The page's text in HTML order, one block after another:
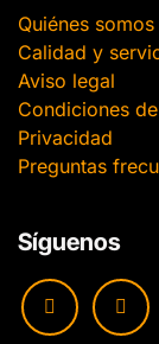
Quiénes somos
Calidad y
Aviso legal
Condiciones
Privacidad
Preguntas
Síguenos